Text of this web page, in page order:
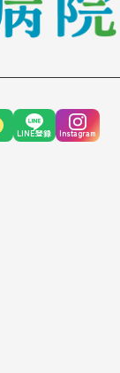
LINE登録 Instagram